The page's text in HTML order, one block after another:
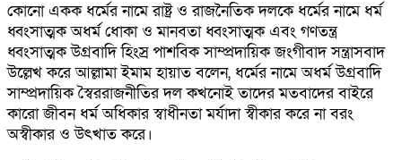
কোনো একক ধর্মের নামে রাষ্ট্র ও রাজনৈতিক দলকে ধর্মের নামে ধর্ম
ধ্বংসাত্মক অধর্ম ধোকা ও মানবতা ধ্বংসাত্মক এবং গণতন্ত্র
ধ্বংসাত্মক উগ্রবাদি হিংস্র পাশবিক সাম্প্রদায়িক জংগীবাদ সন্ত্রাসবাদ
উল্লেখ করে আল্লামা ইমাম হায়াত বলেন, ধর্মের নামে অধর্ম উগ্রবাদি
সাম্প্রদায়িক স্বৈররাজনীতির দল কখনোই তাদের মতবাদের বাইরে
কারো জীবন ধর্ম অধিকার স্বাধীনতা মর্যাদা স্বীকার করে না বরং
অস্বীকার ও উৎখাত করে।